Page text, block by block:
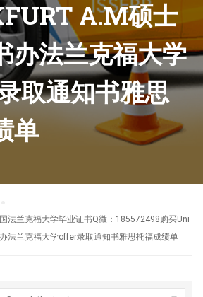
A.M硕士
办法兰克福大学
取通知书雅思
单
法兰克福大学毕业证书Q微：185572498购买Uni
法兰克福大学offer录取通知书雅思托福成绩单